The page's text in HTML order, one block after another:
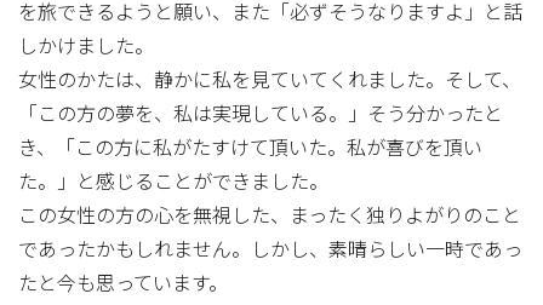
を旅できるようと願い、また「必ずそうなりますよ」と話
しかけました。
女性のかたは、静かに私を見ていてくれました。そして、
「この方の夢を、私は実現している。」そう分かったと
き、「この方に私がたすけて頂いた。私が喜びを頂い
た。」と感じることができました。
この女性の方の心を無視した、まったく独りよがりのこと
であったかもしれません。しかし、素晴らしい一時であっ
たと今も思っています。